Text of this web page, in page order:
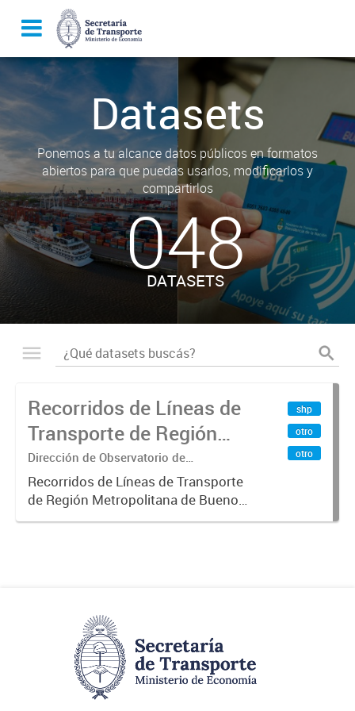
Datasets
Ponemos a tu alcance datos públicos en formatos
abiertos para que puedas usarlos, modificarlos y
compartirlos
048
DATASETS
Recorridos de Líneas de
Transporte de Región
Metropolitana de
Buenos Aires (RMBA)
Dirección de Observatorio de
Transporte, Estudio y Sistemas
Recorridos de Líneas de Transporte
de Región Metropolitana de Buenos
Aires (RMBA).-
shp
otro
otro